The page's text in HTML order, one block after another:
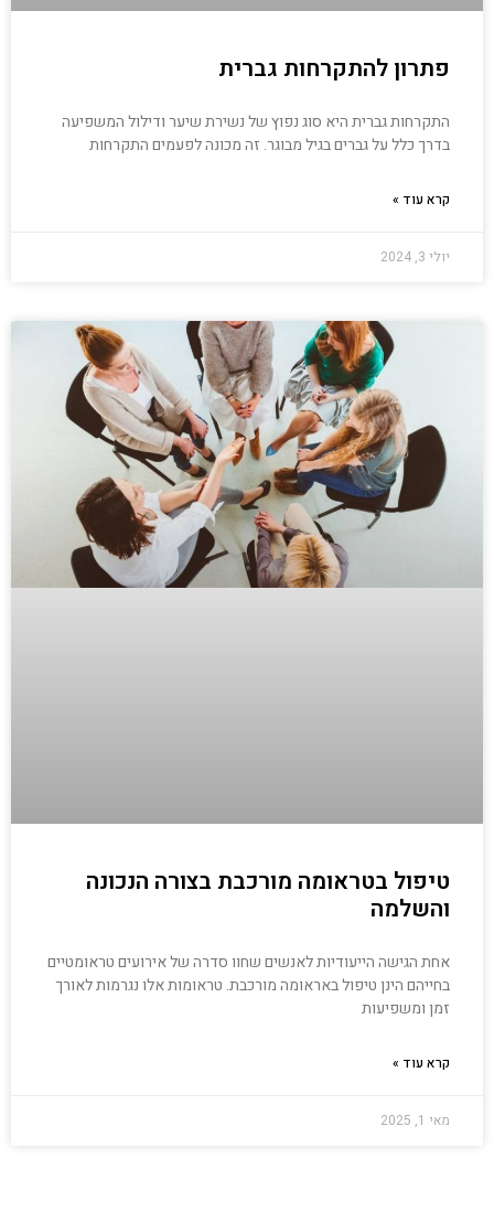
פתרון להתקרחות גברית
התקרחות גברית היא סוג נפוץ של נשירת שיער ודילול המשפיעה
בדרך כלל על גברים בגיל מבוגר. זה מכונה לפעמים התקרחות
קרא עוד »
יולי 3, 2024
טיפול בטראומה מורכבת בצורה הנכונה
והשלמה
אחת הגישה הייעודיות לאנשים שחוו סדרה של אירועים טראומטיים
בחייהם הינן טיפול באראומה מורכבת. טראומות אלו נגרמות לאורך
זמן ומשפיעות
קרא עוד »
מאי 1, 2025